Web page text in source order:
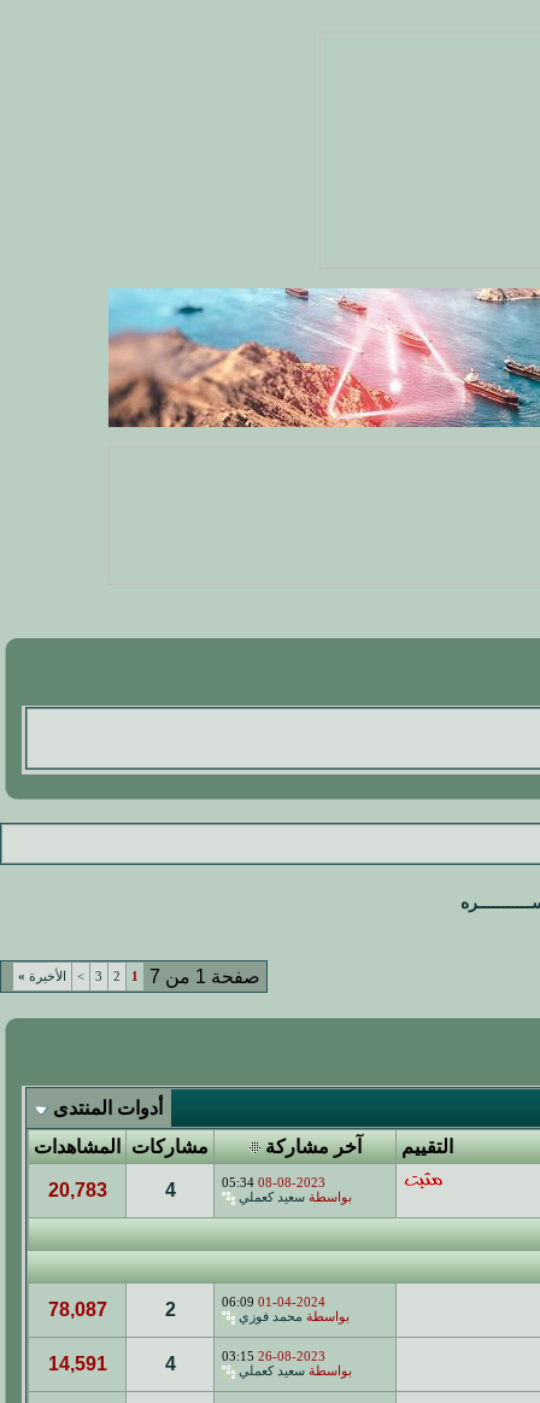
صفحة 1 من 7 1
2
3
> الأخيرة »
أدوات المنتدى
التقييم
آخر مشاركة مشاركات المشاهدات
08-08-2023
05:34
بواسطة سعيد كعملي 4
20,783
01-04-2024
06:09
بواسطة محمد فوزي 2
78,087
26-08-2023
03:15
بواسطة سعيد كعملي 4
14,591